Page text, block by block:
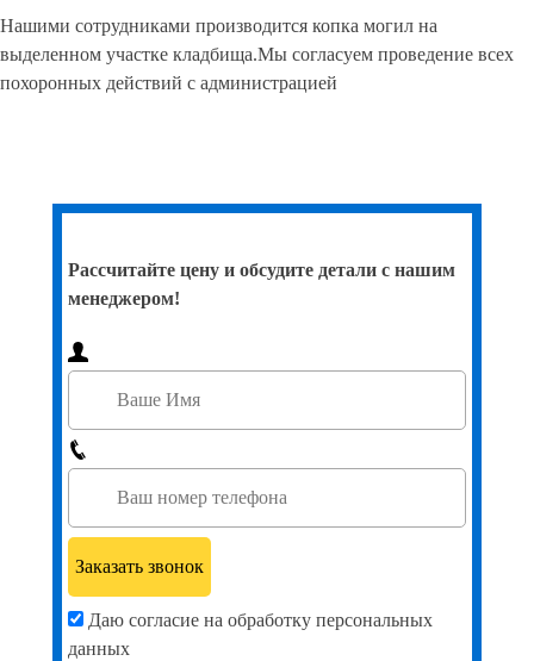
Нашими сотрудниками производится копка могил на
выделенном участке кладбища.Мы согласуем проведение всех
похоронных действий с администрацией
Рассчитайте цену и обсудите детали с нашим
менеджером!
Даю согласие на обработку персональных
данных